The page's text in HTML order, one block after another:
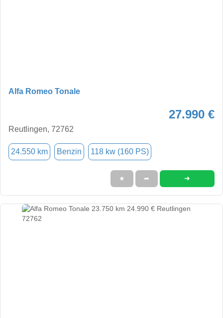
Alfa Romeo Tonale
27.990 €
Reutlingen, 72762
24.550 km Benzin 118 kw (160 PS)
★ ➦ ➜